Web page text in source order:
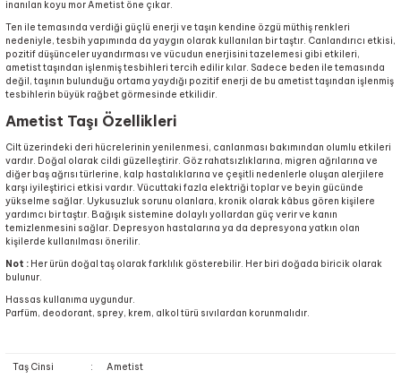
inanılan koyu mor Ametist öne çıkar.
Ten ile temasında verdiği güçlü enerji ve taşın kendine özgü müthiş renkleri
nedeniyle, tesbih yapımında da yaygın olarak kullanılan bir taştır. Canlandırıcı etkisi,
pozitif düşünceler uyandırması ve vücudun enerjisini tazelemesi gibi etkileri,
ametist taşından işlenmiş tesbihleri tercih edilir kılar. Sadece beden ile temasında
değil, taşının bulunduğu ortama yaydığı pozitif enerji de bu ametist taşından işlenmiş
tesbihlerin büyük rağbet görmesinde etkilidir.
Ametist Taşı Özellikleri
Cilt üzerindeki deri hücrelerinin yenilenmesi, canlanması bakımından olumlu etkileri
vardır. Doğal olarak cildi güzelleştirir. Göz rahatsızlıklarına, migren ağrılarına ve
diğer baş ağrısı türlerine, kalp hastalıklarına ve çeşitli nedenlerle oluşan alerjilere
karşı iyileştirici etkisi vardır. Vücuttaki fazla elektriği toplar ve beyin gücünde
yükselme sağlar. Uykusuzluk sorunu olanlara, kronik olarak kâbus gören kişilere
yardımcı bir taştır. Bağışık sistemine dolaylı yollardan güç verir ve kanın
temizlenmesini sağlar. Depresyon hastalarına ya da depresyona yatkın olan
kişilerde kullanılması önerilir.
Not : Her ürün doğal taş olarak farklılık gösterebilir. Her biri doğada biricik olarak
bulunur.
Hassas kullanıma uygundur.
Parfüm, deodorant, sprey, krem, alkol türü sıvılardan korunmalıdır.
Taş Cinsi : Ametist